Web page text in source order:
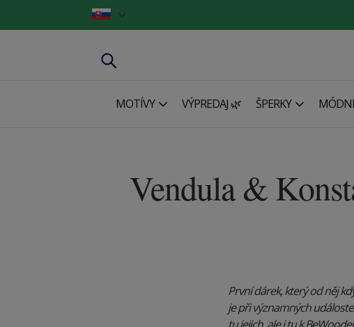
MOTÍVY VÝPREDAJ 🌿 ŠPERKY
Vendula &
První dárek, který od něj
je při významných